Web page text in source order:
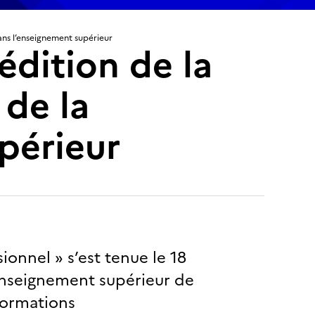
l’enseignement supérieur
de la
la
» s’est tenue le 18
supérieur de